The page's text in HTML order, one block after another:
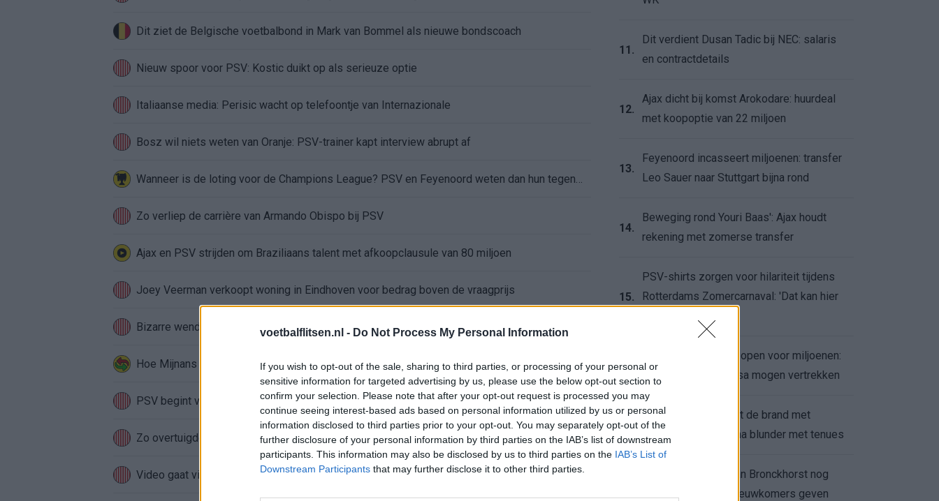
voetbalflitsen.nl - Do Not Process My Personal Information
If you wish to opt-out of the sale, sharing to third parties, or processing of your personal or
sensitive information for targeted advertising by us, please use the below opt-out section to
confirm your selection. Please note that after your opt-out request is processed you may
continue seeing interest-based ads based on personal information utilized by us or personal
information disclosed to third parties prior to your opt-out. You may separately opt-out of the
further disclosure of your personal information by third parties on the IAB’s list of downstream
participants. This information may also be disclosed by us to third parties on the IAB’s List of
Downstream Participants that may further disclose it to other third parties.
Dit ziet de Belgische voetbalbond in Mark van Bommel als nieuwe bondscoach
Nieuw spoor voor PSV: Kostic duikt op als serieuze optie
Italiaanse media: Perisic wacht op telefoontje van Internazionale
Bosz wil niets weten van Oranje: PSV-trainer kapt interview abrupt af
Zo verliep de carrière van Armando Obispo bij PSV
Ajax en PSV strijden om Braziliaans talent met afkoopclausule van 80 miljoen
Joey Veerman verkoopt woning in Eindhoven voor bedrag boven de vraagprijs
Bizarre wending bij PSV: speler krijgt rood en mag tóch verder
Hoe Mijnans past in de PSV-structuur
PSV begint voorbereiding met gelijkspel: zo ziet de route naar het nieuwe seizoen eruit
Zo overtuigde PSV Sven Mijnans en bleef Ajax met lege handen achter
Video gaat viraal: Peter Bosz kapt interview na Oranje-vragen abrupt af
11.
Dit verdient Dusan Tadic bij NEC: salaris
en contractdetails
12.
Ajax dicht bij komst Arokodare: huurdeal
met koopoptie van 22 miljoen
13.
Feyenoord incasseert miljoenen: transfer
Leo Sauer naar Stuttgart bijna rond
14.
Beweging rond Youri Baas': Ajax houdt
rekening met zomerse transfer
15.
PSV-shirts zorgen voor hilariteit tijdens
Rotterdams Zomercarnaval: 'Dat kan hier
16.
Feyenoord zet deur open voor miljoenen:
Ueda en Hadj Moussa mogen vertrekken
17.
Ajax helpt Burnley uit de brand met
afgeknipte sokken na blunder met tenues
Feyenoord onder Van Bronckhorst nog
altijd ongeslagen: nieuwkomers geven